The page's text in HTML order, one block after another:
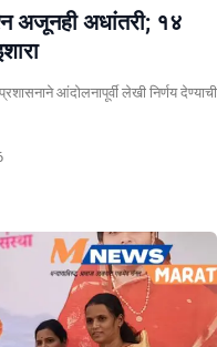
अजूनही अधांतरी; १४
आंदोलनापूर्वी लेखी निर्णय देण्याची